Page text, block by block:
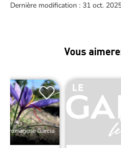
Dernière modification : 31 oct.
Vous
Fromagerie Garcia